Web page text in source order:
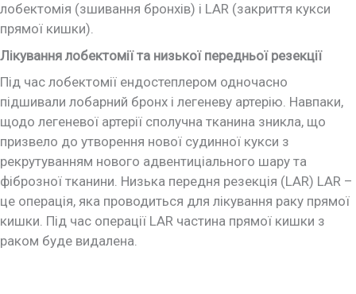
лобектомія (зшивання бронхів) і LAR (закриття кукси
прямої кишки).
Лікування лобектомії та низької передньої резекції
Під час лобектомії ендостеплером одночасно
підшивали лобарний бронх і легеневу артерію. Навпаки,
щодо легеневої артерії сполучна тканина зникла, що
призвело до утворення нової судинної кукси з
рекрутуванням нового адвентиціального шару та
фіброзної тканини. Низька передня резекція (LAR) LAR –
це операція, яка проводиться для лікування раку прямої
кишки. Під час операції LAR частина прямої кишки з
раком буде видалена.